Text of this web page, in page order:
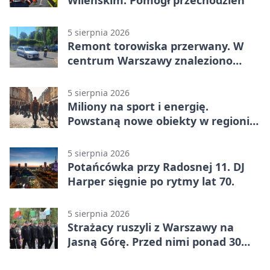
5 sierpnia 2026
Remont torowiska przerwany. W
centrum Warszawy znaleziono
5 sierpnia 2026
Miliony na sport i energię.
Powstaną nowe obiekty w regionie
5 sierpnia 2026
Potańcówka przy Radosnej 11. DJ
Harper sięgnie po rytmy lat 70.
5 sierpnia 2026
Strażacy ruszyli z Warszawy na
Jasną Górę. Przed nimi ponad 30